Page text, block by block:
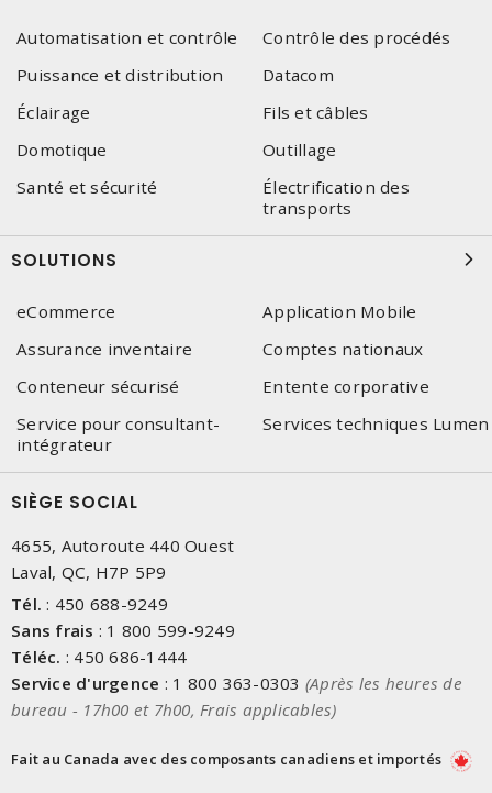
Automatisation et contrôle
Contrôle des procédés
Puissance et distribution
Datacom
Éclairage
Fils et câbles
Domotique
Outillage
Santé et sécurité
Électrification des
transports
SOLUTIONS
eCommerce
Application Mobile
Assurance inventaire
Comptes nationaux
Conteneur sécurisé
Entente corporative
Service pour consultant-
intégrateur
Services techniques Lumen
SIÈGE SOCIAL
4655, Autoroute 440 Ouest
Laval, QC, H7P 5P9
Tél. : 450 688-9249
Sans frais : 1 800 599-9249
Téléc. : 450 686-1444
Service d'urgence : 1 800 363-0303 (Après les heures de
bureau - 17h00 et 7h00, Frais applicables)
Fait au Canada avec des composants canadiens et importés